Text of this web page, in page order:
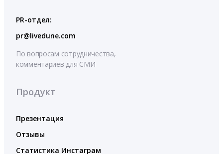
PR-отдел:
pr@livedune.com
По вопросам сотрудничества,
комментариев для СМИ
Продукт
Презентация
Отзывы
Статистика Инстаграм